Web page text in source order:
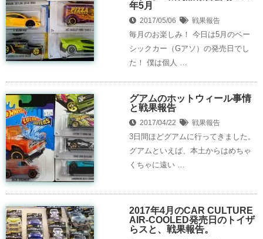
年5月
2017/05/06 戦果報告
毎月のお楽しみ！ 今日は5月のベー
シックカー（Gアソ）の発売日でし
た！ 僕は個人 …
グアムのホットウィール事情
と戦果報告
2017/04/22 戦果報告
3日間ほどグアムに行ってきました。
グアムといえば、本土からはめちゃ
くちゃに遠い …
2017年4月のCAR CULTURE
AIR-COOLED発売日のトイザ
らスと、戦果報告。